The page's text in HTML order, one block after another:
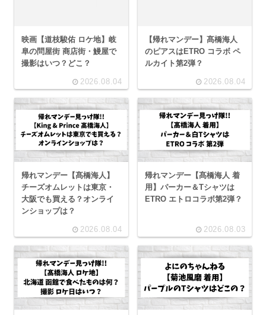
映画【道枝駿佑 ロケ地】岐
阜の問屋街 商店街・鰻屋で
撮影はいつ？どこ？
2026.08.04
【帰れマンデー】髙橋海人
のピアスはETRO コラボ ペ
ルカイト第2弾？
2026.08.04
帰れマンデー【髙橋海人】
チーズオムレットは東京・
大阪でも買える？オンライ
ンショップは？
2026.08.04
帰れマンデー【髙橋海人 着
用】パーカー＆Tシャツは
ETRO エトロコラボ第2弾？
2026.08.03